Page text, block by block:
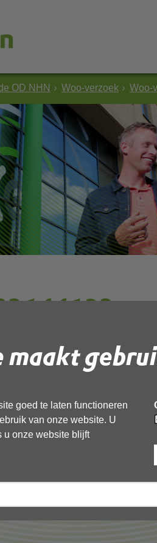
goed te laten functioneren
van onze website. U
u onze website blijft
OD NHN Woo-verzoek
Woo-
document te downloaden.